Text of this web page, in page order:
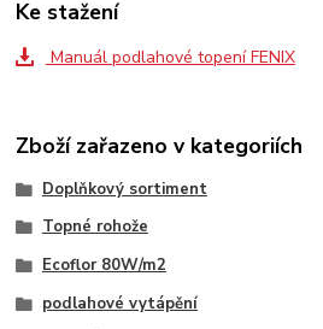
Ke stažení
Manuál podlahové topení FENIX
Zboží zařazeno v kategoriích
Doplňkový sortiment
Topné rohože
Ecoflor 80W/m2
podlahové vytápění